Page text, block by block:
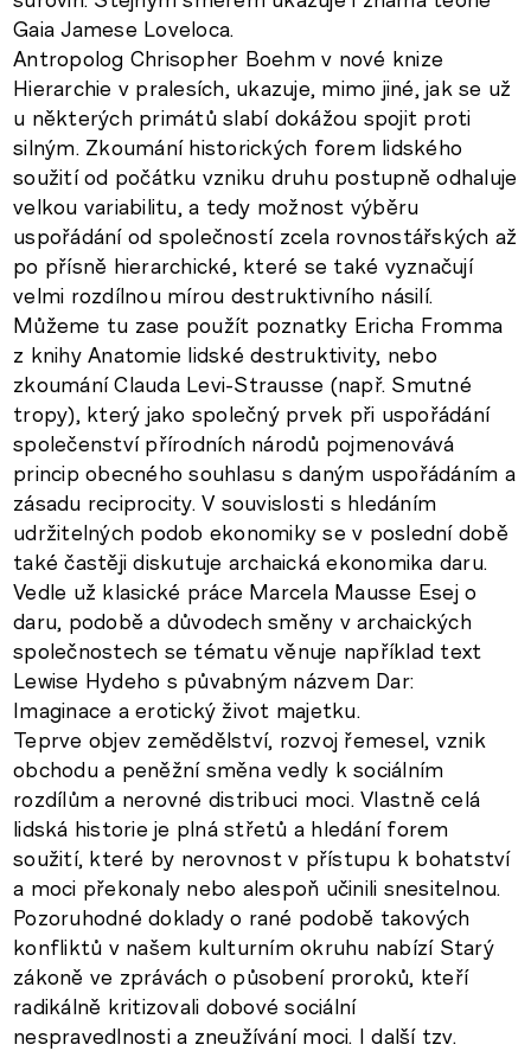
Gaia Jamese Loveloca.
Antropolog Chrisopher Boehm v nové knize
Hierarchie v pralesích, ukazuje, mimo jiné, jak se už
u některých primátů slabí dokážou spojit proti
silným. Zkoumání historických forem lidského
soužití od počátku vzniku druhu postupně odhaluje
velkou variabilitu, a tedy možnost výběru
uspořádání od společností zcela rovnostářských až
po přísně hierarchické, které se také vyznačují
velmi rozdílnou mírou destruktivního násilí.
Můžeme tu zase použít poznatky Ericha Fromma
z knihy Anatomie lidské destruktivity, nebo
zkoumání Clauda Levi-Strausse (např. Smutné
tropy), který jako společný prvek při uspořádání
společenství přírodních národů pojmenovává
princip obecného souhlasu s daným uspořádáním a
zásadu reciprocity. V souvislosti s hledáním
udržitelných podob ekonomiky se v poslední době
také častěji diskutuje archaická ekonomika daru.
Vedle už klasické práce Marcela Mausse Esej o
daru, podobě a důvodech směny v archaických
společnostech se tématu věnuje například text
Lewise Hydeho s půvabným názvem Dar:
Imaginace a erotický život majetku.
Teprve objev zemědělství, rozvoj řemesel, vznik
obchodu a peněžní směna vedly k sociálním
rozdílům a nerovné distribuci moci. Vlastně celá
lidská historie je plná střetů a hledání forem
soužití, které by nerovnost v přístupu k bohatství
a moci překonaly nebo alespoň učinili snesitelnou.
Pozoruhodné doklady o rané podobě takových
konfliktů v našem kulturním okruhu nabízí Starý
zákoně ve zprávách o působení proroků, kteří
radikálně kritizovali dobové sociální
nespravedlnosti a zneužívání moci. I další tzv.